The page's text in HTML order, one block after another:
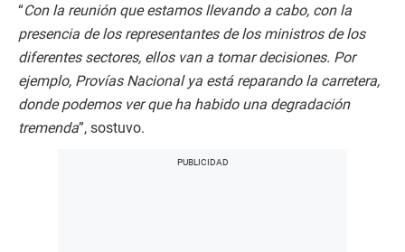
“Con la reunión que estamos llevando a cabo, con la
presencia de los representantes de los ministros de los
diferentes sectores, ellos van a tomar decisiones. Por
ejemplo, Provías Nacional ya está reparando la carretera,
donde podemos ver que ha habido una degradación
tremenda”, sostuvo.